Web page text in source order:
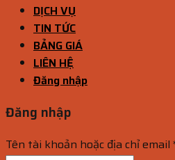
DỊCH VỤ
TIN TỨC
BẢNG GIÁ
LIÊN HỆ
Đăng nhập
Đăng nhập
Tên tài khoản hoặc địa chỉ email